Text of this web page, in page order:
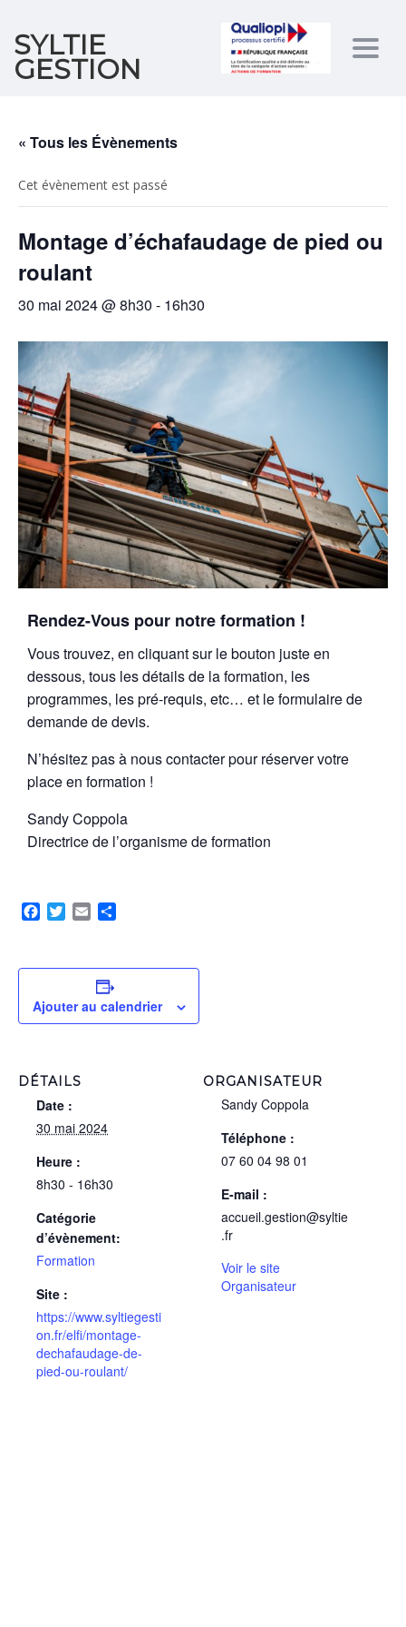
SYLTIE
GESTION
« Tous les Évènements
Cet évènement est passé
Montage d’échafaudage de pied ou
roulant
30 mai 2024 @ 8h30 - 16h30
Rendez-Vous pour notre formation !
Vous trouvez, en cliquant sur le bouton juste en
dessous, tous les détails de la formation, les
programmes, les pré-requis, etc… et le formulaire de
demande de devis.
N’hésitez pas à nous contacter pour réserver votre
place en formation !
Sandy Coppola
Directrice de l’organisme de formation
Facebook
TwitterEmail
Ajouter au calendrier
DÉTAILS
Date :
30 mai 2024
Heure :
8h30 - 16h30
Catégorie
d’évènement:
Formation
Site :
https://www.syltiegesti
on.fr/elfi/montage-
dechafaudage-de-
pied-ou-roulant/
ORGANISATEUR
Sandy Coppola
Téléphone :
07 60 04 98 01
E-mail :
accueil.gestion@syltie
.fr
Voir le site
Organisateur